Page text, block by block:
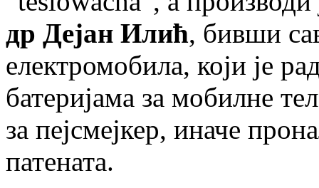
др Дејан Илић, бивши
електромобила, који је
батеријама за мобилне
за пејсмејкер, иначе
патената.